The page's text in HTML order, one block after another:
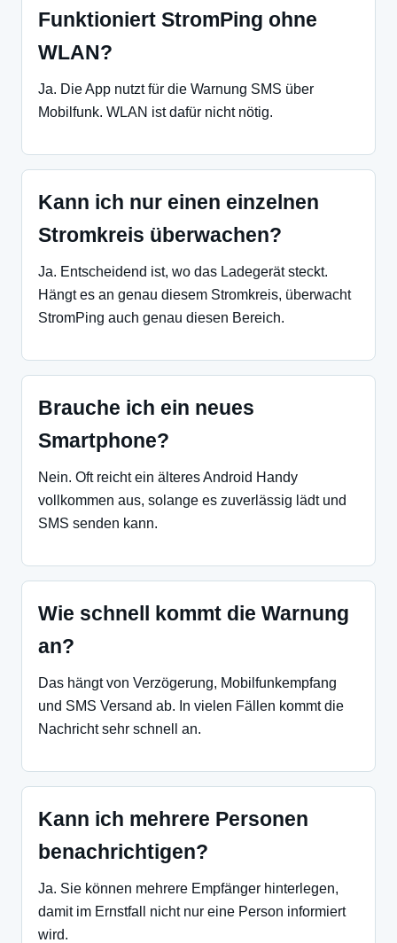
Funktioniert StromPing ohne
WLAN?
Ja. Die App nutzt für die Warnung SMS über
Mobilfunk. WLAN ist dafür nicht nötig.
Kann ich nur einen einzelnen
Stromkreis überwachen?
Ja. Entscheidend ist, wo das Ladegerät steckt.
Hängt es an genau diesem Stromkreis, überwacht
StromPing auch genau diesen Bereich.
Brauche ich ein neues
Smartphone?
Nein. Oft reicht ein älteres Android Handy
vollkommen aus, solange es zuverlässig lädt und
SMS senden kann.
Wie schnell kommt die Warnung
an?
Das hängt von Verzögerung, Mobilfunkempfang
und SMS Versand ab. In vielen Fällen kommt die
Nachricht sehr schnell an.
Kann ich mehrere Personen
benachrichtigen?
Ja. Sie können mehrere Empfänger hinterlegen,
damit im Ernstfall nicht nur eine Person informiert
wird.